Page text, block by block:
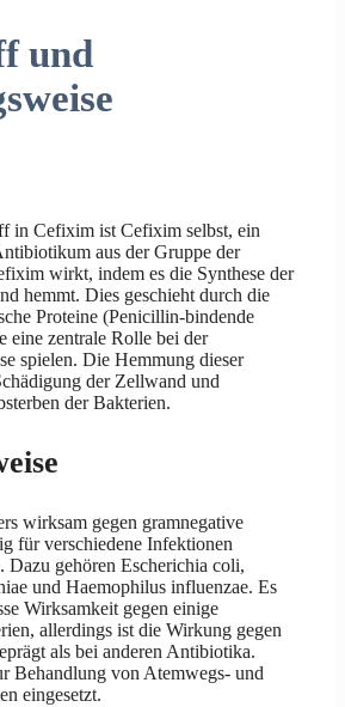
und
in Cefixim ist Cefixim selbst, ein
aus der Gruppe der
wirkt, indem es die Synthese der
hemmt. Dies geschieht durch die
Proteine (Penicillin-bindende
eine zentrale Rolle bei der
spielen. Die Hemmung dieser
der Zellwand und
der Bakterien.
wirksam gegen gramnegative
für verschiedene Infektionen
Dazu gehören Escherichia coli,
und Haemophilus influenzae. Es
Wirksamkeit gegen einige
allerdings ist die Wirkung gegen
als bei anderen Antibiotika.
Behandlung von Atemwegs- und
eingesetzt.